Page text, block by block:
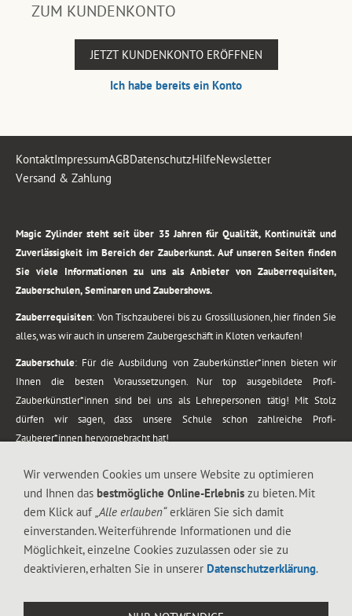
ZUM KUNDENKONTO
JETZT KUNDENKONTO ERÖFFNEN
Ich habe bereits ein Konto
KontaktImpressumAGBDatenschutzHilfeNewsletter
Versand & Zahlung
Magic Zylinder steht seit über 35 Jahren für Qualität, Kontinuität und
Zuverlässigkeit im Bereich der Zauberkunst. Auf unseren Seiten finden
Sie viele Informationen zu uns als Anbieter von Zauberrequisiten,
Zauberschulen, Seminaren und Zaubershows.
Zauberrequisiten: Von Tischzauberei bis zu Grossillusionen, hier finden Sie
alles, was wir auch in unserem Zaubergeschäft in Kloten verkaufen!
Zauberschule: Für die Ausbildung von Zauberkünstler*innen bieten wir
Ihnen die besten Voraussetzungen. Nur top ausgebildete Profi-
Zauberkünstler*innen sind bei uns als Lehrepersonen tätig! Mit Stolz
dürfen wir sagen, dass unsere Schule schon zahlreiche Profi-
Zauberer*innen hervorgebracht hat!
vom Kinderprogramm bis zur Tischzauberei. Lassen Sie sich faszinieren von
meiner Zauber-Sprech-Show, angerührt mit sprachlichen Sequenzen,
gewürzt mit Gags und visuellen Illusionen wie Kaninchen, Vasen, Seilen,
Wir verwenden Cookies um unsere Website zu optimieren
und Ihnen das bestmögliche Online-Erlebnis zu bieten. Mit
dem Klick auf „Alle erlauben“erklären Sie sich damit
einverstanden. Weiterführende Informationen und die
Möglichkeit, einzelne Cookies zuzulassen oder sie zu
deaktivieren, erhalten Sie in unserer Datenschutzerklärung.